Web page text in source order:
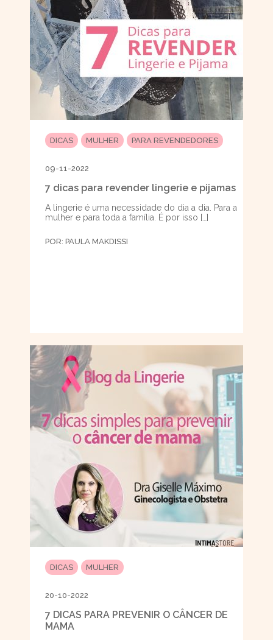
DICAS MULHER PARA REVENDEDORES
09-11-2022
7 dicas para revender lingerie e pijamas
A lingerie é uma necessidade do dia a dia. Para a
mulher e para toda a família. É por isso […]
POR: PAULA MAKDISSI
DICAS MULHER
20-10-2022
7 DICAS PARA PREVENIR O CÂNCER DE
MAMA